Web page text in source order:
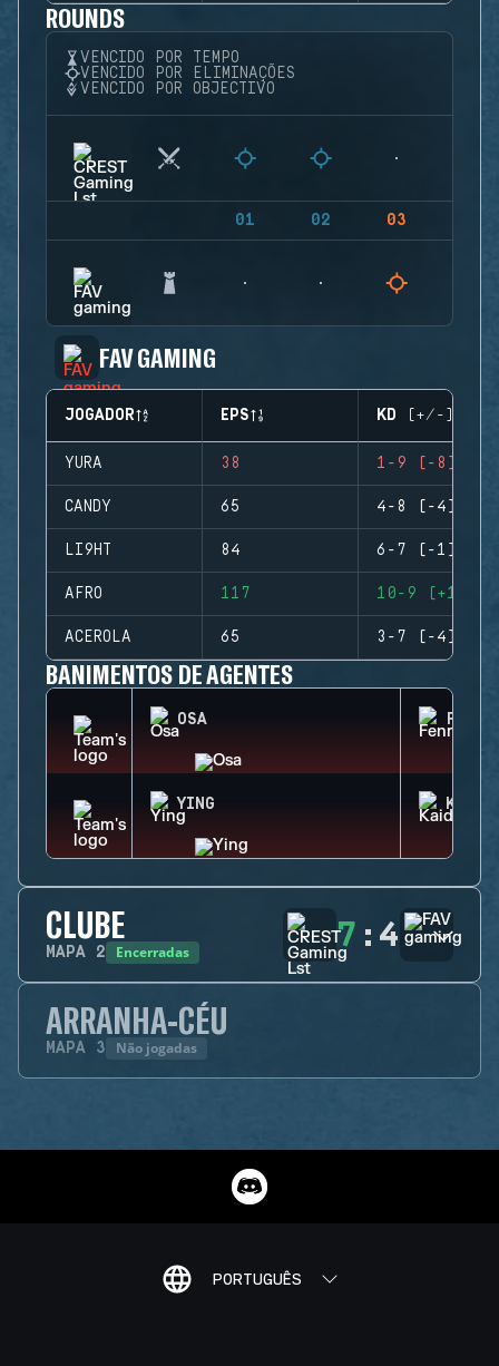
ROUNDS
VENCIDO POR TEMPO
VENCIDO POR ELIMINAÇÕES
VENCIDO POR OBJECTIVO
01 02 03
FAV GAMING
JOGADOR EPS KD (+/-)
YURA 38 1-9 (-8)
CANDY 65 4-8 (-4)
LI9HT 84 6-7 (-1)
AFRO 117 10-9 (+1)
ACEROLA 65 3-7 (-4)
BANIMENTOS DE AGENTES
OSA
YING KAID
CLUBE
MAPA 2 Encerradas 7 : 4
ARRANHA-CÉU
MAPA 3 Não jogadas
PORTUGUÊS